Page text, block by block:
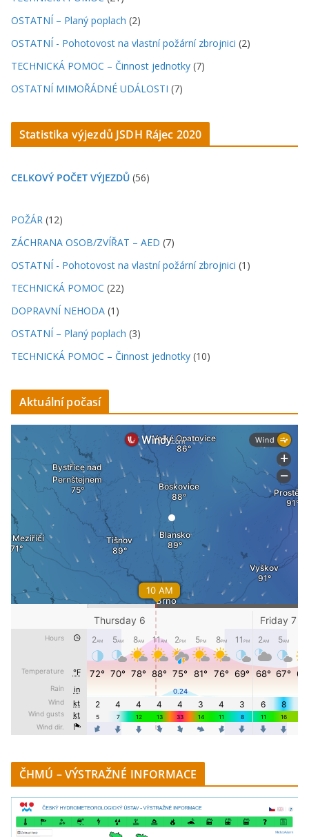
OSTATNÍ – Planý poplach (2)
OSTATNÍ - Pohotovost na vlastní požární zbrojnici (2)
TECHNICKÁ POMOC – Činnost jednotky (7)
OSTATNÍ MIMOŘÁDNÉ UDÁLOSTI (7)
Statistika výjezdů JSDH Rájec 2020
CELKOVÝ POČET VÝJEZDŮ (56)
POŽÁR (12)
ZÁCHRANA OSOB/ZVÍŘAT – AED (7)
OSTATNÍ - Pohotovost na vlastní požární zbrojnici (1)
TECHNICKÁ POMOC (22)
DOPRAVNÍ NEHODA (1)
OSTATNÍ – Planý poplach (3)
TECHNICKÁ POMOC – Činnost jednotky (10)
Aktuální počasí
ČHMÚ – VÝSTRAŽNÉ INFORMACE